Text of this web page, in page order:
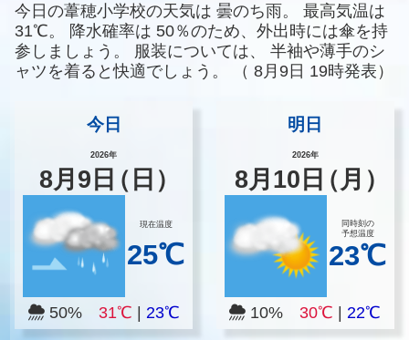
今日の葦穂小学校の天気は 曇のち雨。
最高気温は
31℃。
降水確率は 50％のため、外出時には傘を持
参しましょう。
服装については、
半袖や薄手のシ
ャツを着ると快適でしょう。
（ 8月9日 19時発表）
今日
2026年
8月 9 日（日）
現在温度
25℃
50% 31℃ 23℃
明日
2026年
8月 10 日（月）
同時刻の
予想温度
23℃
10%30℃ |22℃